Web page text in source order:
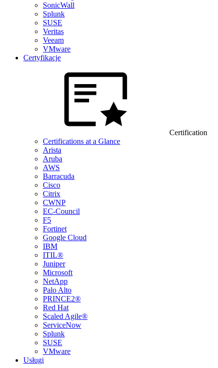
SonicWall
Splunk
SUSE
Veritas
Veeam
VMware
Certyfikacje
Certification
Certifications at a Glance
Arista
Aruba
AWS
Barracuda
Cisco
Citrix
CWNP
EC-Council
F5
Fortinet
Google Cloud
IBM
ITIL®
Juniper
Microsoft
NetApp
Palo Alto
PRINCE2®
Red Hat
Scaled Agile®
ServiceNow
Splunk
SUSE
VMware
Usługi